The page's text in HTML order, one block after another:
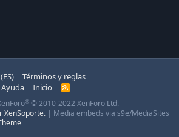
Términos y reglas
Ayuda Inicio
R
S
® © 2010-2022 XenForo Ltd.
XenSoporte. | Media embeds via s9e/MediaSites